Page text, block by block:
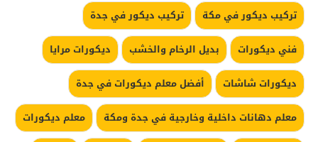
تركيب ديكور في مكة
تركيب ديكور في جدة
فني ديكورات
بديل الرخام والخشب
ديكورات مرايا
ديكورات شاشات
أفضل معلم ديكورات في جدة
معلم دهانات داخلية وخارجية في جدة ومكة
معلم ديكورات